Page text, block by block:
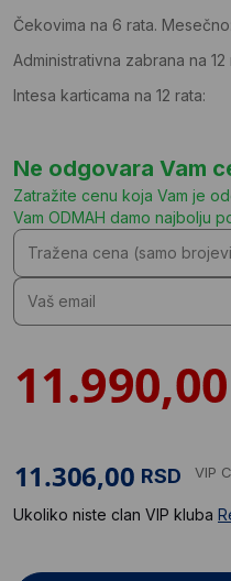
Čekovima na 6 rata. Mesečno:
Administrativna zabrana na 12
Intesa karticama na 12 rata:
Ne odgovara Vam
Zatražite cenu koja Vam je
Vam ODMAH damo najbolju
RSD VIP
Ukoliko niste clan VIP kluba